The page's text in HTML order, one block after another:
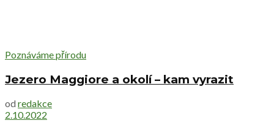
Poznáváme přírodu
Jezero Maggiore a okolí – kam vyrazit
od redakce
2.10.2022